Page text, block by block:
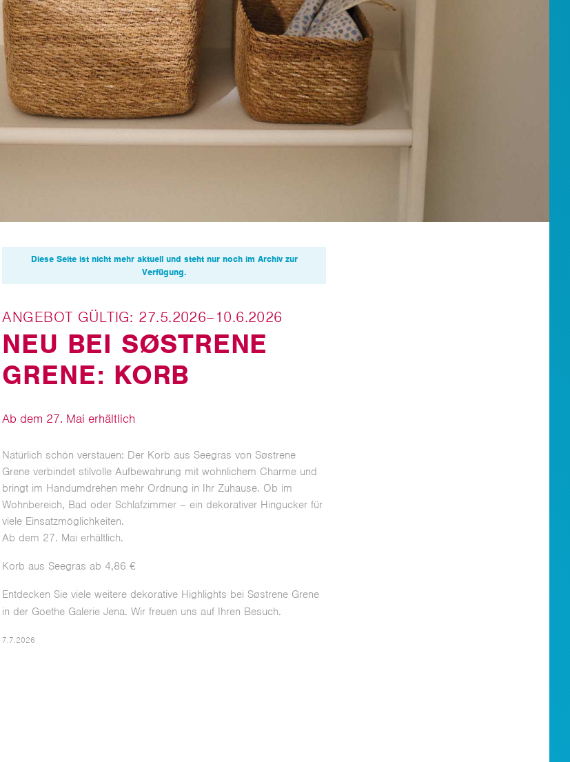
Diese Seite ist nicht mehr aktuell und steht nur noch im Archiv zur
Verfügung.
ANGEBOT GÜLTIG: 27.5.2026–10.6.2026
NEU BEI SØSTRENE
GRENE: KORB
Ab dem 27. Mai erhältlich
Natürlich schön verstauen: Der Korb aus Seegras von Søstrene
Grene verbindet stilvolle Aufbewahrung mit wohnlichem Charme und
bringt im Handumdrehen mehr Ordnung in Ihr Zuhause. Ob im
Wohnbereich, Bad oder Schlafzimmer – ein dekorativer Hingucker für
viele Einsatzmöglichkeiten.
Ab dem 27. Mai erhältlich.
Korb aus Seegras ab 4,86 €
Entdecken Sie viele weitere dekorative Highlights bei Søstrene Grene
in der Goethe Galerie Jena. Wir freuen uns auf Ihren Besuch.
7.7.2026